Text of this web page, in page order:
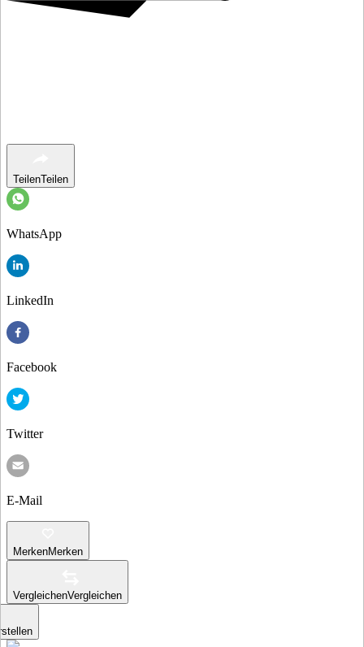
TeilenTeilen
WhatsApp
LinkedIn
Facebook
Twitter
E-Mail
MerkenMerken
VergleichenVergleichen